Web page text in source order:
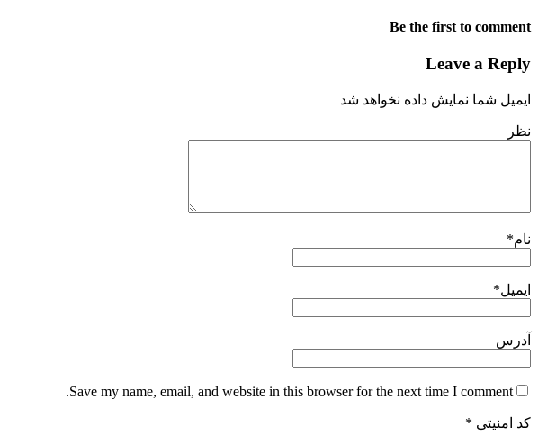
Be the first to comment
Leave a Reply
ایمیل شما نمایش داده نخواهد شد
نظر
نام*
ایمیل*
آدرس
Save my name, email, and website in this browser for the next time I comment.
کد امنیتی *